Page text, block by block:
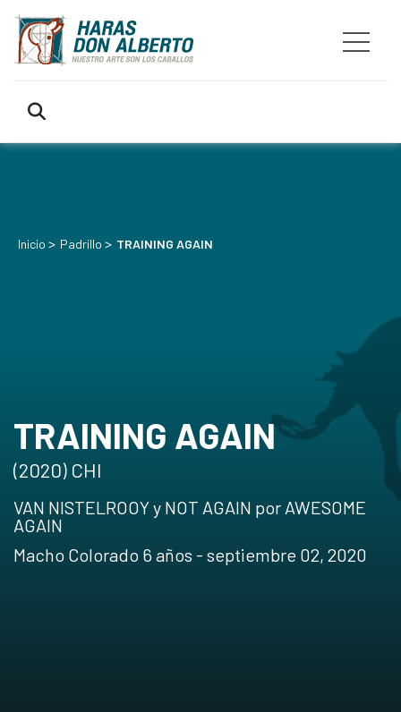
Inicio > Padrillo > TRAINING AGAIN
TRAINING AGAIN
(2020) CHI
VAN NISTELROOY y NOT AGAIN por AWESOME
AGAIN
Macho Colorado 6 años - septiembre 02, 2020